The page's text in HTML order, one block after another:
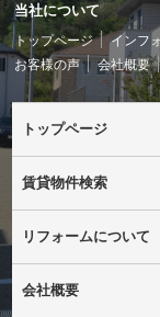
当社について
トップページ インフ
お客様の声
会社概要
トップページ
賃貸物件検索
リフォームについて
会社概要